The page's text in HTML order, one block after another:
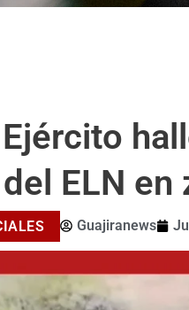
ELN
Guajiranews